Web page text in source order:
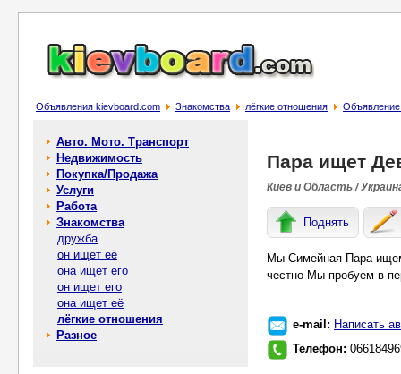
Объявления kievboard.com Знакомства лёгкие отношения
Авто. Мото. Транспорт
Недвижимость
Покупка/Продажа
Услуги
Работа
Знакомства
дружба
он ищет её
она ищет его
он ищет его
она ищет её
лёгкие отношения
Разное
Пара ищет
Киев и Область /
Поднять
Мы Симейная Пара
честно Мы пробуем в
e-mail: Написать
Телефон: